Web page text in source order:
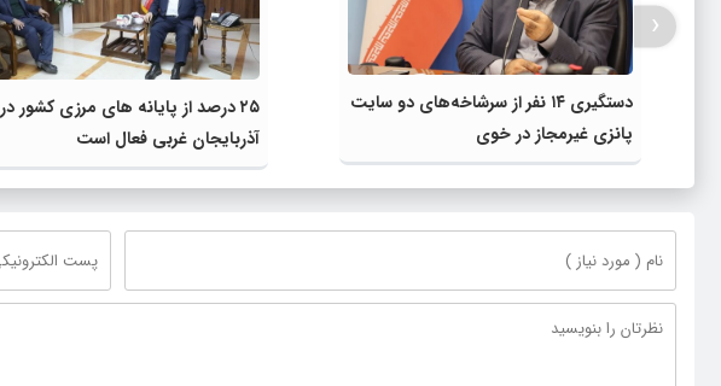
دستگیری ۱۴ نفر از سرشاخه‌های دو سایت
پانزی غیرمجاز در خوی
۲۵ درصد از پایانه های مرزی کشور در
آذربایجان غربی فعال است
‹